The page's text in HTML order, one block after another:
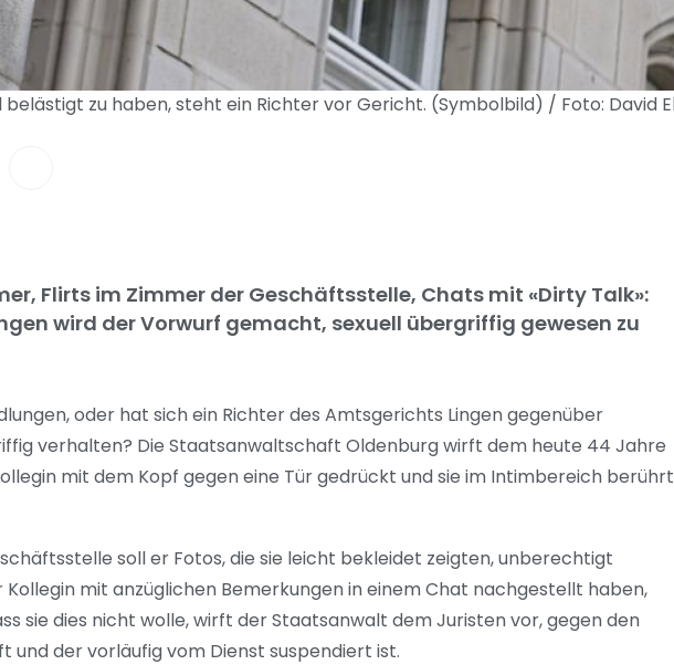
belästigt zu haben, steht ein Richter vor Gericht. (Symbolbild) / Foto: David
Flirts im Zimmer der Geschäftsstelle, Chats mit «Dirty Talk»:
wird der Vorwurf gemacht, sexuell übergriffig gewesen zu
oder hat sich ein Richter des Amtsgerichts Lingen gegenüber
verhalten? Die Staatsanwaltschaft Oldenburg wirft dem heute 44 Jahre
mit dem Kopf gegen eine Tür gedrückt und sie im Intimbereich berührt
soll er Fotos, die sie leicht bekleidet zeigten, unberechtigt
mit anzüglichen Bemerkungen in einem Chat nachgestellt haben,
sie dies nicht wolle, wirft der Staatsanwalt dem Juristen vor, gegen den
und der vorläufig vom Dienst suspendiert ist.